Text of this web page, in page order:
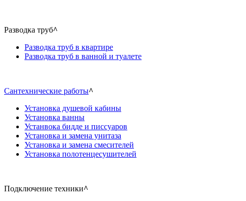
Разводка труб^
Разводка труб в квартире
Разводка труб в ванной и туалете
Сантехнические работы^
Установка душевой кабины
Установка ванны
Устанвока бидде и писсуаров
Установка и замена унитаза
Установка и замена смесителей
Установка полотенцесушителей
Подключение техники^